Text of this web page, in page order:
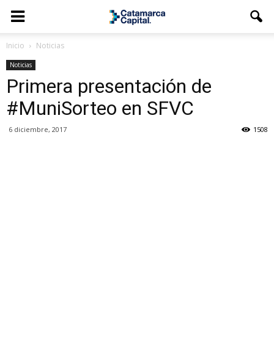
Inicio Noticias
Noticias
Primera presentación de
#MuniSorteo en SFVC
6 diciembre, 2017 1508